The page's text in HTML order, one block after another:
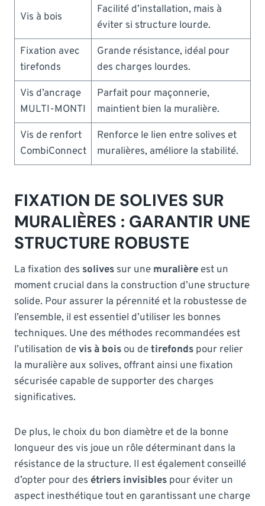
Vis à bois
Facilité d’installation, mais à
éviter si structure lourde.
Fixation avec
tirefonds
Grande résistance, idéal pour
des charges lourdes.
Vis d’ancrage
MULTI-MONTI
Parfait pour maçonnerie,
maintient bien la muralière.
Vis de renfort
CombiConnect
Renforce le lien entre solives et
muralières, améliore la stabilité.
FIXATION DE SOLIVES SUR
MURALIÈRES : GARANTIR UNE
STRUCTURE ROBUSTE
La fixation des solives sur une muralière est un
moment crucial dans la construction d’une structure
solide. Pour assurer la pérennité et la robustesse de
l’ensemble, il est essentiel d’utiliser les bonnes
techniques. Une des méthodes recommandées est
l’utilisation devis à bois ou detirefonds pour relier
la muralière aux solives, offrant ainsi une fixation
sécurisée capable de supporter des charges
significatives.
De plus, le choix du bon diamètre et de la bonne
longueur des vis joue un rôle déterminant dans la
résistance de la structure. Il est également conseillé
d’opter pour des étriers invisibles pour éviter un
aspect inesthétique tout en garantissant une charge